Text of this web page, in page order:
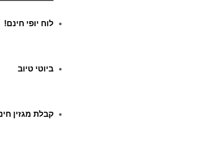
לוח יופי חינם!
ביוטי טיוב
קבלת מגזין